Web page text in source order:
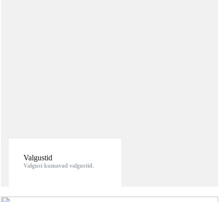
Valgustid
Valgust kumavad valgustid.